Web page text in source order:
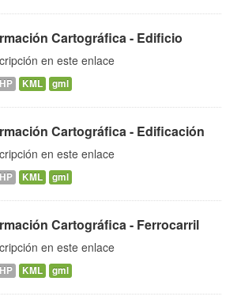
Cartográfica - Edificio
en este enlace
KML gml
Cartográfica - Edificación
en este enlace
KML gml
Cartográfica - Ferrocarril
en este enlace
KML gml